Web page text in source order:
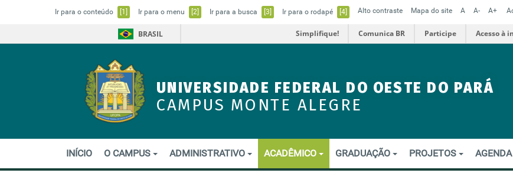
Ir para o conteúdo [1] Ir para o menu [2] Ir para a busca [3] Ir para o rodapé [4] Alto contraste Mapa do site A A- A+
BRASIL Simplifique! Comunica BR Participe Acesso à
UNIVERSIDADE FEDERAL DO OESTE DO PARÁ
CAMPUS MONTE ALEGRE
INÍCIO O CAMPUS ADMINISTRATIVO ACADÊMICO GRADUAÇÃO PROJETOS